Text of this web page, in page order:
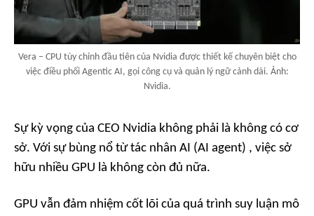
Vera – CPU tùy chỉnh đầu tiên của Nvidia được thiết kế chuyên biệt cho
việc điều phối Agentic AI, gọi công cụ và quản lý ngữ cảnh dài. Ảnh:
Nvidia.
Sự kỳ vọng của CEO Nvidia không phải là không có cơ
sở. Với sự bùng nổ từ tác nhân AI (AI agent) , việc sở
hữu nhiều GPU là không còn đủ nữa.
GPU vẫn đảm nhiệm cốt lõi của quá trình suy luận mô